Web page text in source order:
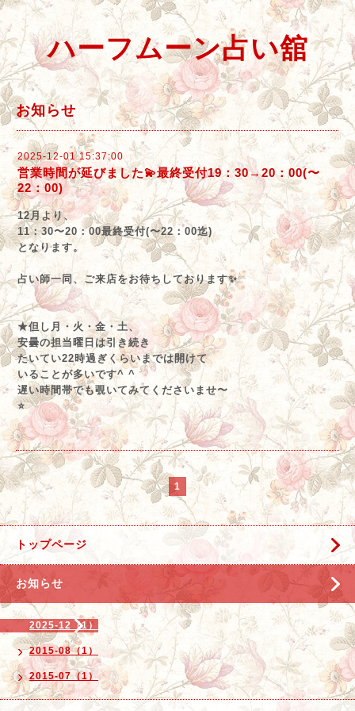
ハーフムーン占い舘
お知らせ
2025-12-01 15:37:00
営業時間が延びました💫最終受付19：30→20：00(〜
22：00)
12月より、
11：30〜20：00最終受付(〜22：00迄)
となります。
占い師一同、ご来店をお待ちしております✨
★但し月・火・金・土、
安曇の担当曜日は引き続き
たいてい22時過ぎくらいまでは開けて
いることが多いです^ ^
遅い時間帯でも覗いてみてくださいませ〜
⭐️
1
トップページ
お知らせ
2025-12（1）
2015-08（1）
2015-07（1）